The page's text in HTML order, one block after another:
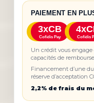
PAIEMENT EN
3xCB
Cofidis Pay Cofidis
Un crédit vous engage
capacités de
Financement d’une
réserve d’acceptation
2,2% de frais du